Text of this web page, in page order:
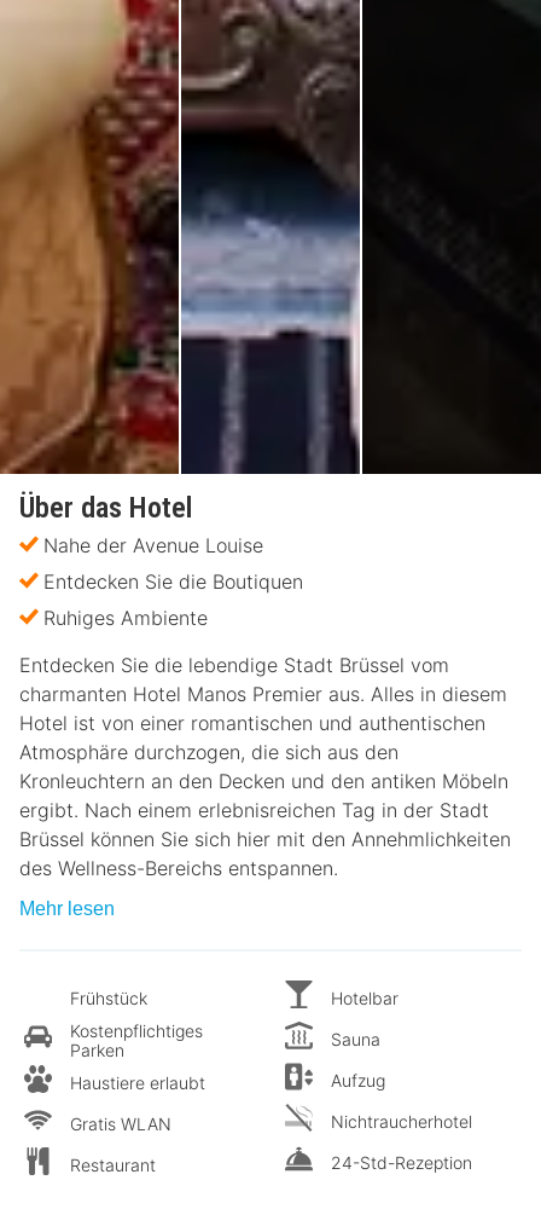
Über das Hotel
Nahe der Avenue Louise
Entdecken Sie die Boutiquen
Ruhiges Ambiente
Entdecken Sie die lebendige Stadt Brüssel vom
charmanten Hotel Manos Premier aus. Alles in diesem
Hotel ist von einer romantischen und authentischen
Atmosphäre durchzogen, die sich aus den
Kronleuchtern an den Decken und den antiken Möbeln
ergibt. Nach einem erlebnisreichen Tag in der Stadt
Brüssel können Sie sich hier mit den Annehmlichkeiten
des Wellness-Bereichs entspannen.
Mehr lesen
Frühstück
Kostenpflichtiges
Parken
Haustiere erlaubt
Gratis WLAN
Restaurant
Hotelbar
Sauna
Aufzug
Nichtraucherhotel
24-Std-Rezeption